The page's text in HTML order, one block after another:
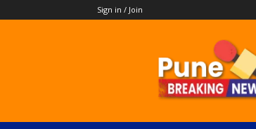
Sign in / Join
Pune
Breaking
News